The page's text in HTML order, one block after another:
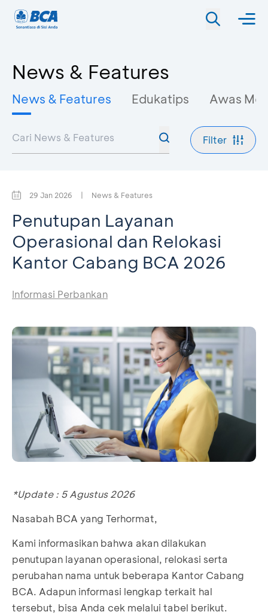
News & Features
News & Features Edukatips Awas
Filter
29 Jan 2026 | News & Features
Penutupan Layanan
Operasional dan Relokasi
Kantor Cabang BCA 2026
Informasi Perbankan
*Update : 5 Agustus 2026
Nasabah BCA yang Terhormat,
Kami informasikan bahwa akan dilakukan
penutupan layanan operasional, relokasi serta
perubahan nama untuk beberapa Kantor Cabang
BCA. Adapun informasi lengkap terkait hal
tersebut, bisa Anda cek melalui tabel berikut.